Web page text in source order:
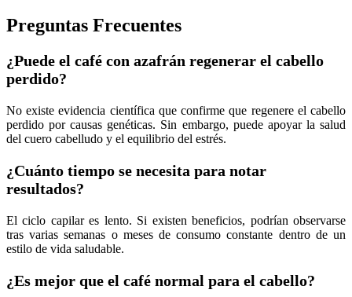
Preguntas Frecuentes
¿Puede el café con azafrán regenerar el cabello
perdido?
No existe evidencia científica que confirme que regenere el cabello
perdido por causas genéticas. Sin embargo, puede apoyar la salud
del cuero cabelludo y el equilibrio del estrés.
¿Cuánto tiempo se necesita para notar
resultados?
El ciclo capilar es lento. Si existen beneficios, podrían observarse
tras varias semanas o meses de consumo constante dentro de un
estilo de vida saludable.
¿Es mejor que el café normal para el cabello?